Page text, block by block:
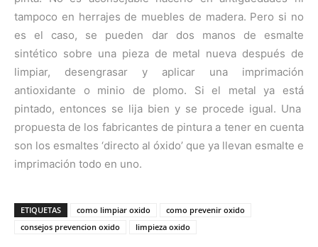
tampoco en herrajes de muebles de madera. Pero si no
es el caso, se pueden dar dos manos de esmalte
sintético sobre una pieza de metal nueva después de
limpiar, desengrasar y aplicar una imprimación
antioxidante o minio de plomo. Si el metal ya está
pintado, entonces se lija bien y se procede igual. Una
propuesta de los fabricantes de pintura a tener en cuenta
son los esmaltes ‘directo al óxido’ que ya llevan esmalte e
imprimación todo en uno.
ETIQUETAS como limpiar oxido
como prevenir oxido
consejos prevencion oxido
limpieza oxido